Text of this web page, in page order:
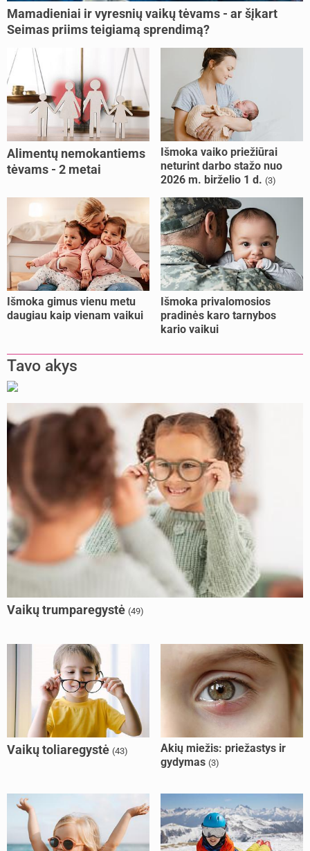
Mamadieniai ir vyresnių vaikų tėvams - ar šįkart
Seimas priims teigiamą sprendimą?
Alimentų nemokantiems
tėvams - 2 metai
Išmoka vaiko priežiūrai
neturint darbo stažo nuo
2026 m. birželio 1 d. (3)
Išmoka gimus vienu metu
daugiau kaip vienam vaikui
Išmoka privalomosios
pradinės karo tarnybos
kario vaikui
Tavo akys
Vaikų trumparegystė (49)
Vaikų toliaregystė (43)
Akių miežis: priežastys ir
gydymas (3)